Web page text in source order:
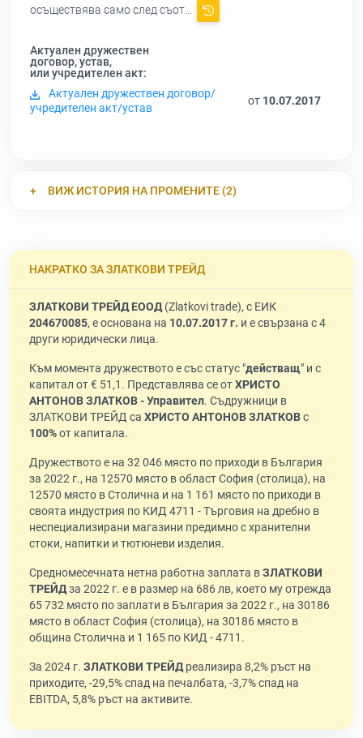
осъществява само след съот...
Актуален дружествен
договор, устав,
или учредителен акт:
Актуален дружествен договор/
учредителен акт/устав
от 10.07.2017
ВИЖ ИСТОРИЯ НА ПРОМЕНИТЕ (2)
НАКРАТКО ЗА ЗЛАТКОВИ ТРЕЙД
ЗЛАТКОВИ ТРЕЙД ЕООД(Zlatkovi trade), с ЕИК
204670085, е основана на 10.07.2017 г. и е свързана с 4
други юридически лица.
Към момента дружеството е със статус "действащ" и с
капитал от € 51,1. Представлява се отХРИСТО
АНТОНОВ ЗЛАТКОВ - Управител. Съдружници в
ЗЛАТКОВИ ТРЕЙД са ХРИСТО АНТОНОВ ЗЛАТКОВс
100%от капитала.
Дружеството е на 32 046 място по приходи в България
за 2022 г., на 12570 място в област София (столица), на
12570 място в Столична и на 1 161 място по приходи в
своята индустрия по КИД 4711 - Търговия на дребно в
неспециализирани магазини предимно с хранителни
стоки, напитки и тютюневи изделия.
Средномесечната нетна работна заплата вЗЛАТКОВИ
ТРЕЙДза 2022 г. е в размер на 686 лв, което му отрежда
65 732 място по заплати в България за 2022 г., на 30186
място в област София (столица), на 30186 място в
община Столична и 1 165 по КИД - 4711.
За 2024 г. ЗЛАТКОВИ ТРЕЙДреализира 8,2% ръст на
приходите, -29,5% спад на печалбата, -3,7% спад на
EBITDA, 5,8% ръст на активите.